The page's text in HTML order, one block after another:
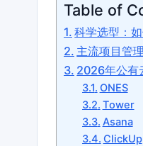
Table of
科学选型：
主流项目管
2026年公有
ONES
Tower
Asana
ClickUp